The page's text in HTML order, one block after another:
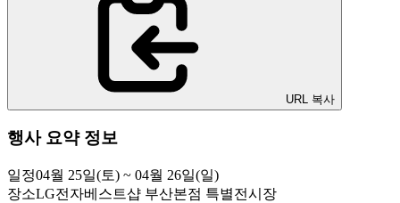
URL 복사
행사 요약 정보
일정04월 25일(토) ~ 04월 26일(일)
장소LG전자베스트샵 부산본점 특별전시장